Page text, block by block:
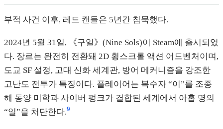
부적 사건 이후, 레드 캔들은 5년간 침묵했다.
2024년 5월 31일, 《구일》(Nine Sols)이 Steam에 출시되었
다. 장르는 완전히 전환돼 2D 횡스크롤 액션 어드벤처이며,
도교 SF 설정, 고대 신화 세계관, 방어 메커니즘을 강조한
고난도 전투가 특징이다. 플레이어는 복수자 “이”를 조종
해 동양 미학과 사이버 펑크가 결합된 세계에서 아홉 명의
“일”을 처단한다.9